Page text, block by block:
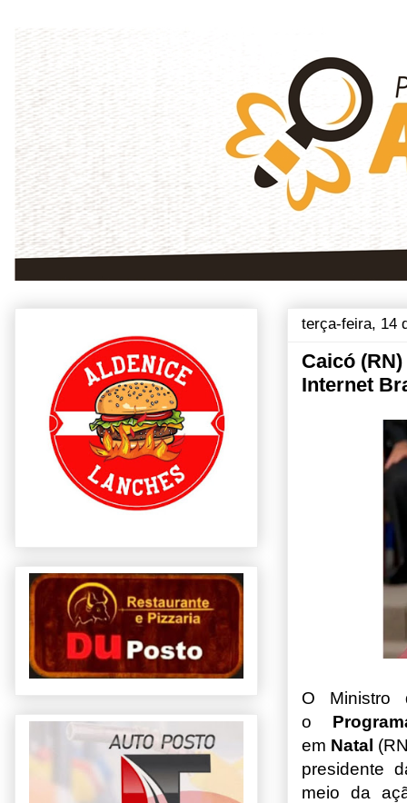
terça-feira, 14
Caicó
Internet
O Ministro
o
em Natal
presidente
meio da